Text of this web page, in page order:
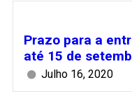
Prazo para a
até 15 de
Julho 16, 2020